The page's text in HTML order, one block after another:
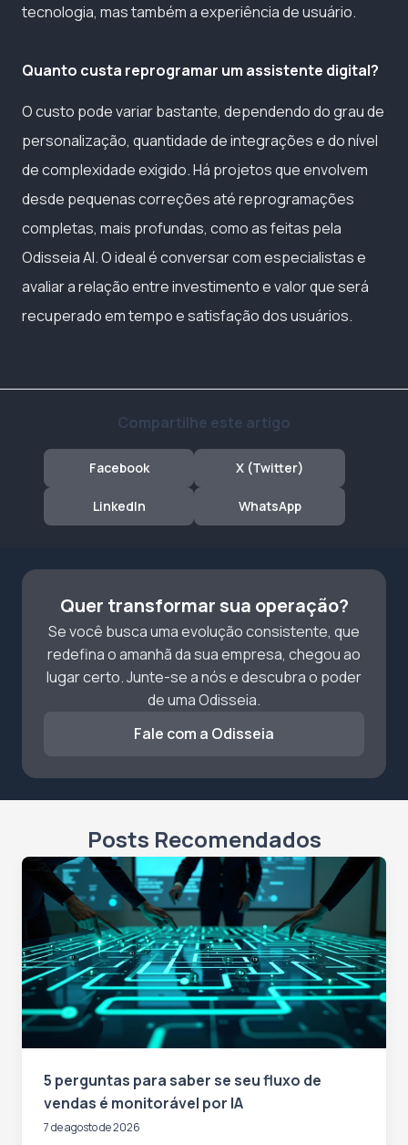
tecnologia, mas também a experiência de usuário.
Quanto custa reprogramar um assistente digital?
O custo pode variar bastante, dependendo do grau de
personalização, quantidade de integrações e do nível
de complexidade exigido. Há projetos que envolvem
desde pequenas correções até reprogramações
completas, mais profundas, como as feitas pela
Odisseia AI. O ideal é conversar com especialistas e
avaliar a relação entre investimento e valor que será
recuperado em tempo e satisfação dos usuários.
Compartilhe este artigo
Facebook X (Twitter)
LinkedIn WhatsApp
Quer transformar sua operação?
Se você busca uma evolução consistente, que
redefina o amanhã da sua empresa, chegou ao
lugar certo. Junte-se a nós e descubra o poder
de uma Odisseia.
Fale com a Odisseia
Posts Recomendados
5 perguntas para saber se seu fluxo de
vendas é monitorável por IA
7 de agosto de 2026